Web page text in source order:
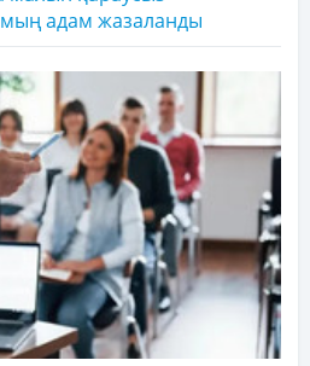
адам жазаланды